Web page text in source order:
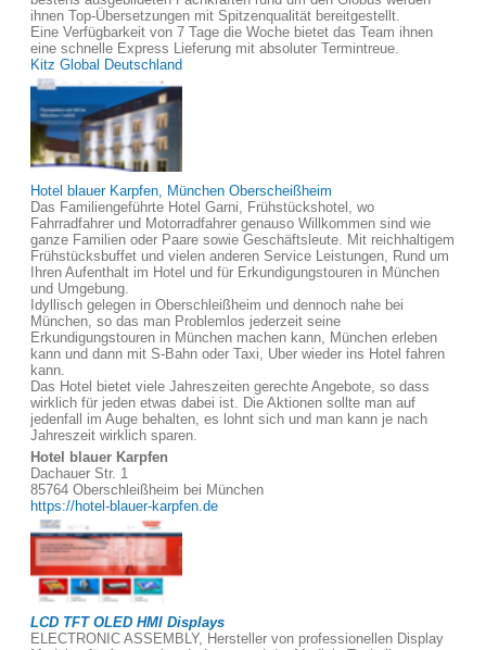
ihnen Top-Übersetzungen mit Spitzenqualität bereitgestellt.
Eine Verfügbarkeit von 7 Tage die Woche bietet das Team ihnen
eine schnelle Express Lieferung mit absoluter Termintreue.
Kitz Global Deutschland
Hotel blauer Karpfen, München Oberscheißheim
Das Familiengeführte Hotel Garni, Frühstückshotel, wo
Fahrradfahrer und Motorradfahrer genauso Willkommen sind wie
ganze Familien oder Paare sowie Geschäftsleute. Mit reichhaltigem
Frühstücksbuffet und vielen anderen Service Leistungen, Rund um
Ihren Aufenthalt im Hotel und für Erkundigungstouren in München
und Umgebung.
Idyllisch gelegen in Oberschleißheim und dennoch nahe bei
München, so das man Problemlos jederzeit seine
Erkundigungstouren in München machen kann, München erleben
kann und dann mit S-Bahn oder Taxi, Uber wieder ins Hotel fahren
kann.
Das Hotel bietet viele Jahreszeiten gerechte Angebote, so dass
wirklich für jeden etwas dabei ist. Die Aktionen sollte man auf
jedenfall im Auge behalten, es lohnt sich und man kann je nach
Jahreszeit wirklich sparen.
Hotel blauer Karpfen
Dachauer Str. 1
85764 Oberschleißheim bei München
https://hotel-blauer-karpfen.de
LCD TFT OLED HMI Displays
ELECTRONIC ASSEMBLY, Hersteller von professionellen Display